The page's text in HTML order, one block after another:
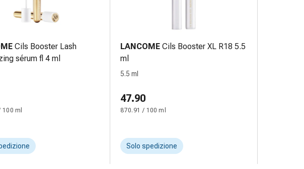
Cils Booster Lash
sérum fl 4 ml
ml
LANCOME Cils Booster XL R18 5.5
ml
5.5 ml
47.90
870.91 / 100 ml
Solo spedizione